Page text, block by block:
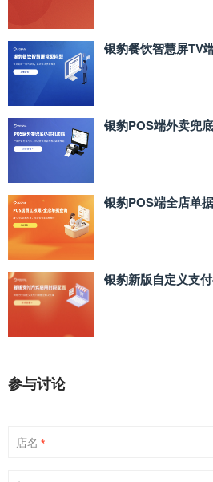
银豹餐饮智慧屏TV
银豹POS端外卖兜
银豹POS端全店单
银豹新版自定义支
参与讨论
店名 *